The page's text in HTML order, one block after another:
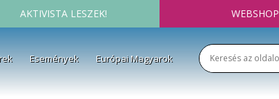
AKTIVISTA LESZEK! WEBSHOP
Események Európai Magyarok